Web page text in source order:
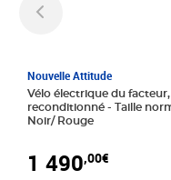
Nouvelle Attitude
Vélo électrique du facteur,
reconditionné - Taille normale -
Noir/ Rouge
1 490,00€